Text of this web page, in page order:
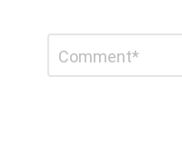
comentário